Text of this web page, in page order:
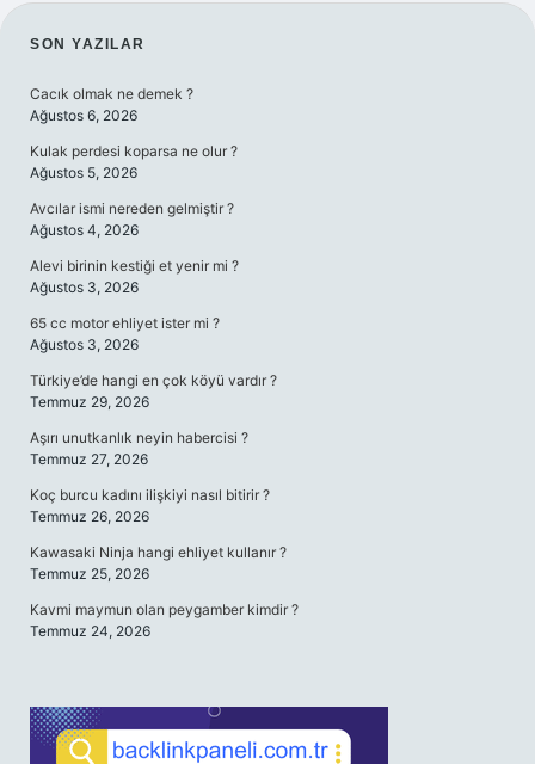
SIDEBAR
SON YAZILAR
Cacık olmak ne demek ?
Ağustos 6, 2026
Kulak perdesi koparsa ne olur ?
Ağustos 5, 2026
Avcılar ismi nereden gelmiştir ?
Ağustos 4, 2026
Alevi birinin kestiği et yenir mi ?
Ağustos 3, 2026
65 cc motor ehliyet ister mi ?
Ağustos 3, 2026
Türkiye’de hangi en çok köyü vardır ?
Temmuz 29, 2026
Aşırı unutkanlık neyin habercisi ?
Temmuz 27, 2026
Koç burcu kadını ilişkiyi nasıl bitirir ?
Temmuz 26, 2026
Kawasaki Ninja hangi ehliyet kullanır ?
Temmuz 25, 2026
Kavmi maymun olan peygamber kimdir ?
Temmuz 24, 2026